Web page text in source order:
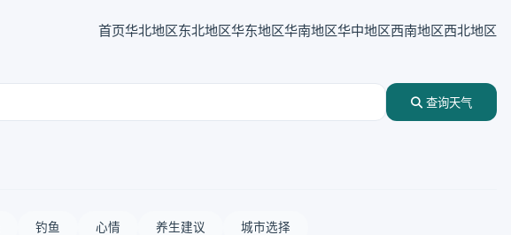
首页华北地区东北地区华东地区华南地区华中地区西南地区西北地区
查询天气
钓鱼 心情 养生建议 城市选择